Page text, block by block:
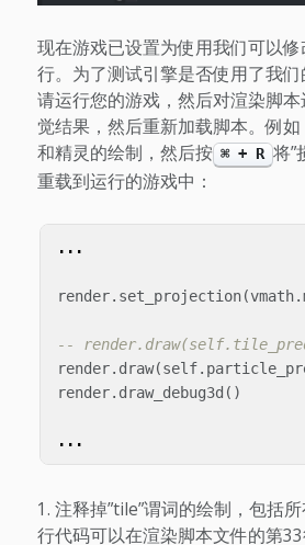
现在游戏已设置为使用我们可以
行。为了测试引擎是否使用了我们
请运行您的游戏，然后对渲染脚
觉结果，然后重新加载脚本。例
和精灵的绘制，然后按 ⌘ + R 将”
重载到运行的游戏中：
...
render. set_projection(vmath.
--
render. draw(self.
render. draw_debug3d ()
...
注释掉”tile”谓词的绘制，包括
行代码可以在渲染脚本文件的第33